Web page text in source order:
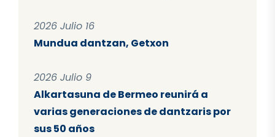
2026 Julio 16
Mundua dantzan, Getxon
2026 Julio 9
Alkartasuna de Bermeo reunirá a
varias generaciones de dantzaris por
sus 50 años